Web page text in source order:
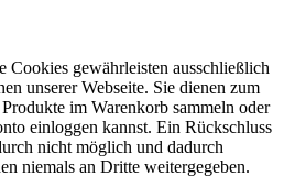
Cookies gewährleisten ausschließlich
unserer Webseite. Sie dienen zum
im Warenkorb sammeln oder
einloggen kannst. Ein Rückschluss
nicht möglich und dadurch
niemals an Dritte weitergegeben.